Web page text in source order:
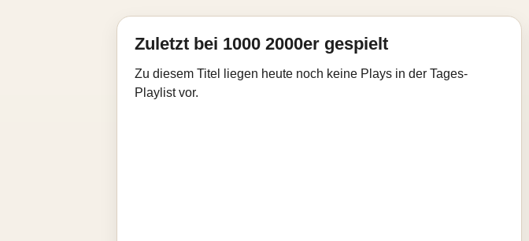
Zuletzt bei 1000 2000er gespielt
Zu diesem Titel liegen heute noch keine Plays in der Tages-
Playlist vor.